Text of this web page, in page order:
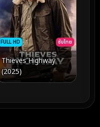
FULL HD ซับไทย
Thieves Highway
(2025)